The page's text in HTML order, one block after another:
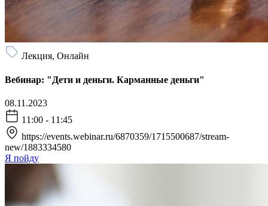
Лекция, Онлайн
Вебинар: "Дети и деньги. Карманные деньги"
08.11.2023
11:00 - 11:45
https://events.webinar.ru/6870359/1715500687/stream-
new/1883334580
Я пойду